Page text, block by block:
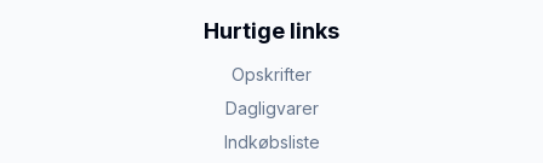
Hurtige links
Opskrifter
Dagligvarer
Indkøbsliste